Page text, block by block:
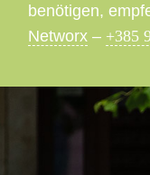
benötigen,
Networx – +385